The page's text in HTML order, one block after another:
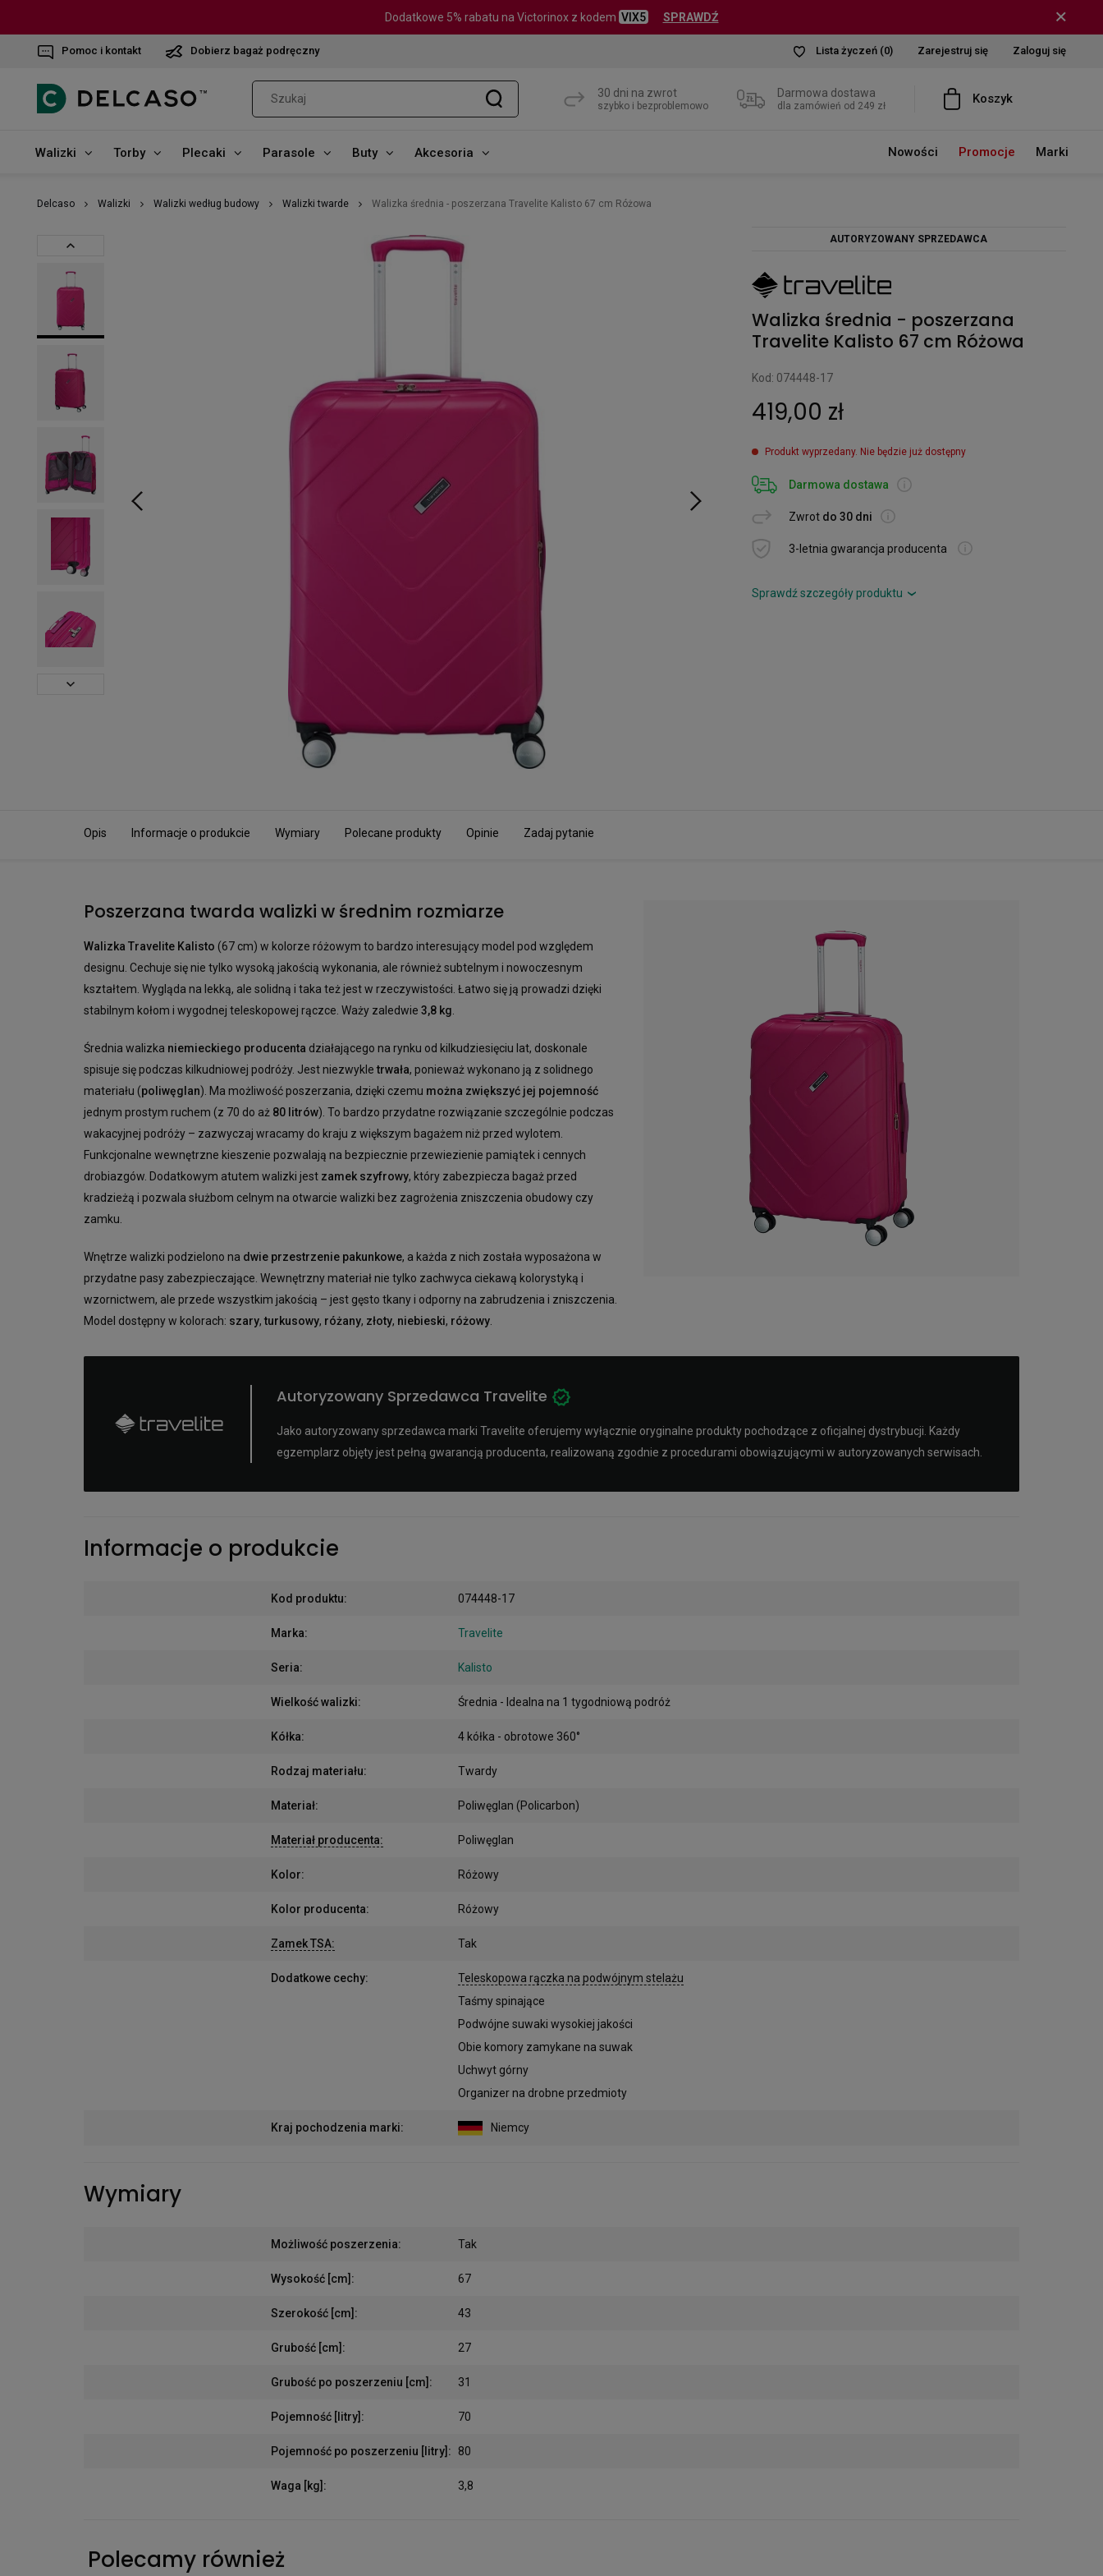
Dodatkowe 5% rabatu na Victorinox z kodem VIX5 SPRAWDŹ
Pomoc i kontakt Dobierz bagaż podręczny Lista życzeń (0) Zarejestruj się Zaloguj się
30 dni na zwrot
szybko i bezproblemowo
Darmowa dostawa
dla zamówień od 249 zł Koszyk
Walizki Torby Plecaki Parasole Buty Akcesoria Nowości Promocje Marki
Delcaso Walizki Walizki według budowy Walizki twarde Walizka średnia - poszerzana Travelite Kalisto 67 cm Różowa
AUTORYZOWANY SPRZEDAWCA
Walizka średnia - poszerzana
Travelite Kalisto 67 cm Różowa
Kod: 074448-17
419,00 zł
Produkt wyprzedany. Nie będzie już dostępny
Darmowa dostawa
Zwrot do 30 dni
3-letnia gwarancja producenta
Sprawdź szczegóły produktu ›
Opis Informacje o produkcie Wymiary Polecane produkty Opinie Zadaj pytanie
Poszerzana twarda walizki w średnim rozmiarze
Walizka Travelite Kalisto (67 cm) w kolorze różowym to bardzo interesujący model pod względem
designu. Cechuje się nie tylko wysoką jakością wykonania, ale również subtelnym i nowoczesnym
kształtem. Wygląda na lekką, ale solidną i taka też jest w rzeczywistości. Łatwo się ją prowadzi dzięki
stabilnym kołom i wygodnej teleskopowej rączce. Waży zaledwie 3,8 kg
Średnia walizka niemieckiego producenta działającego na rynku od kilkudziesięciu lat, doskonale
spisuje się podczas kilkudniowej podróży. Jest niezwykletrwała, ponieważ wykonano ją z solidnego
materiału (poliwęglan). Ma możliwość poszerzania, dzięki czemu można zwiększyć jej pojemność
jednym prostym ruchem (z 70 do aż 80 litrów). To bardzo przydatne rozwiązanie szczególnie podczas
wakacyjnej podróży – zazwyczaj wracamy do kraju z większym bagażem niż przed wylotem.
Funkcjonalne wewnętrzne kieszenie pozwalają na bezpiecznie przewiezienie pamiątek i cennych
drobiazgów. Dodatkowym atutem walizki jest zamek szyfrowy, który zabezpiecza bagaż przed
kradzieżą i pozwala służbom celnym na otwarcie walizki bez zagrożenia zniszczenia obudowy czy
zamku.
Wnętrze walizki podzielono na dwie przestrzenie pakunkowe, a każda z nich została wyposażona w
przydatne pasy zabezpieczające. Wewnętrzny materiał nie tylko zachwyca ciekawą kolorystyką i
wzornictwem, ale przede wszystkim jakością – jest gęsto tkany i odporny na zabrudzenia i zniszczenia.
Model dostępny w kolorach: szary,turkusowy, różany, złoty, niebieski, różowy
Autoryzowany Sprzedawca Travelite
Jako autoryzowany sprzedawca marki Travelite oferujemy wyłącznie oryginalne produkty pochodzące z oficjalnej dystrybucji. Każdy
egzemplarz objęty jest pełną gwarancją producenta, realizowaną zgodnie z procedurami obowiązującymi w autoryzowanych serwisach.
Informacje o produkcie
Kod produktu: 074448-17
Marka: Travelite
Seria: Kalisto
Wielkość walizki: Średnia - Idealna na 1 tygodniową podróż
Kółka: 4 kółka - obrotowe 360°
Rodzaj materiału: Twardy
Materiał: Poliwęglan (Policarbon)
Materiał producenta: Poliwęglan
Kolor: Różowy
Kolor producenta: Różowy
Zamek TSA: Tak
Dodatkowe cechy:
Teleskopowa rączka na podwójnym stelażu
Taśmy spinające
Podwójne suwaki wysokiej jakości
Obie komory zamykane na suwak
Uchwyt górny
Organizer na drobne przedmioty
Kraj pochodzenia marki: Niemcy
Wymiary
Możliwość poszerzenia: Tak
Wysokość [cm] : 67
Szerokość [cm] : 43
Grubość [cm] : 27
Grubość po poszerzeniu [cm] : 31
Pojemność [litry] : 70
Pojemność po poszerzeniu [litry] : 80
Waga [kg] : 3,8
Polecamy również